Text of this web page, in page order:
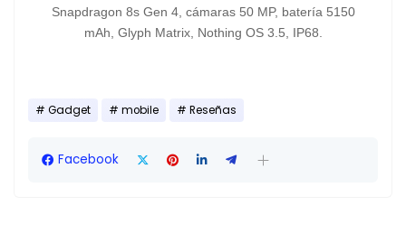
Snapdragon 8s Gen 4, cámaras 50 MP, batería 5150
mAh, Glyph Matrix, Nothing OS 3.5, IP68.
Gadget mobile Reseñas
Facebook